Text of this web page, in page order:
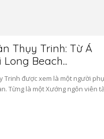
Thụy Trinh: Từ Á
Beach...
Trinh được xem là một người phụ
Từng là một Xướng ngôn viên